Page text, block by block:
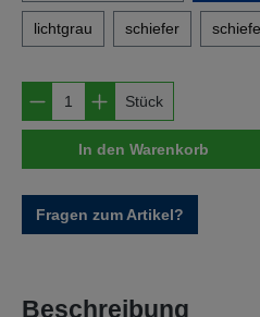
lichtgrau schiefer
Produkt Anzahl: Gib
Stück
In den Warenkorb
Fragen zum Artikel?
Beschreibung